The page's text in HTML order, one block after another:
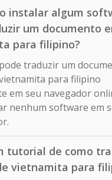
instalar algum
um documento
para filipino?
traduzir um
para filipino
em seu navegador
nenhum software em
tutorial de como
vietnamita para